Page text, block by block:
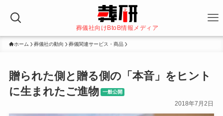
葬儀社向けBtoB情報メディア
ホーム 葬儀社の動向 葬儀関連サービス・商品
贈られた側と贈る側の「本音」をヒント
に生まれたご進物
一般公開
2018年7月2日